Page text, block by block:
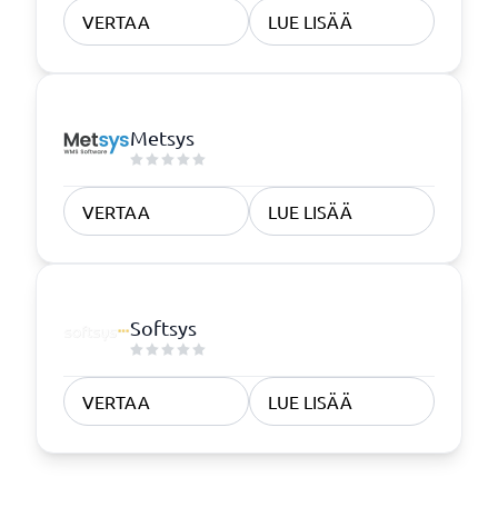
VERTAA LUE LISÄÄ
Metsys
VERTAA LUE LISÄÄ
Softsys
VERTAA LUE LISÄÄ